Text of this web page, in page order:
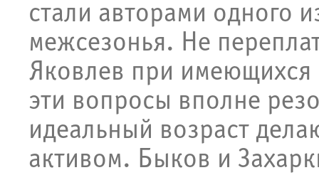
стали авторами одного
межсезонья. Не
Яковлев при имеющихся
эти вопросы вполне
идеальный возраст
активом. Быков и